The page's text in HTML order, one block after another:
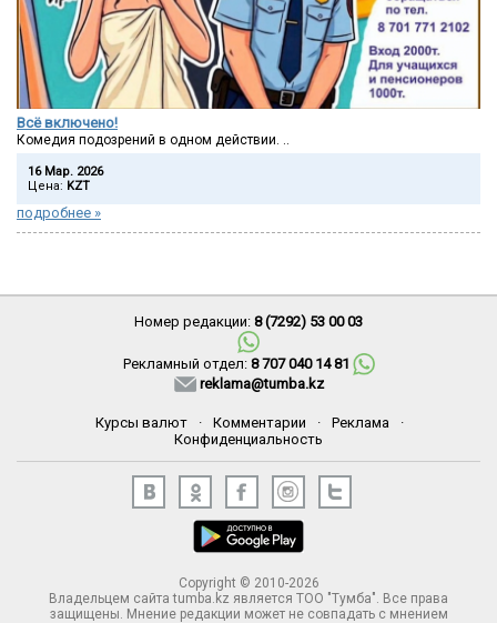
Всё включено!
Комедия подозрений в одном действии. ..
16 Мар. 2026
Цена: KZT
подробнее »
Номер редакции: 8 (7292) 53 00 03
Рекламный отдел: 8 707 040 14 81
reklama@tumba.kz
Курсы валют · Комментарии · Реклама
·
Конфиденциальность
Copyright © 2010-2026
Владельцем сайта tumba.kz является ТОО "Тумба". Все права
защищены. Мнение редакции может не совпадать с мнением